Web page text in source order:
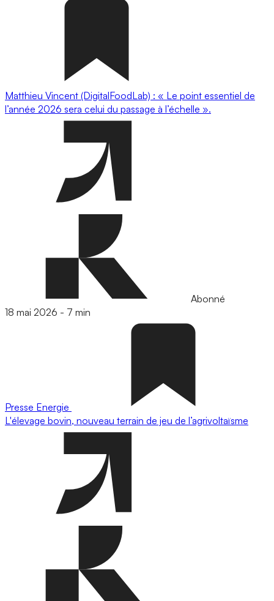
Matthieu Vincent (DigitalFoodLab) : « Le point essentiel de
l’année 2026 sera celui du passage à l’échelle ».
Abonné
18 mai 2026 - 7 min
Presse Energie
L'élevage bovin, nouveau terrain de jeu de l’agrivoltaïsme